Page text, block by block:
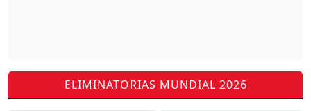
ELIMINATORIAS MUNDIAL 2026